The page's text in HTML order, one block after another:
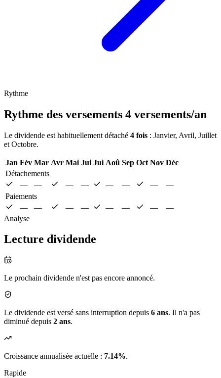
Rythme
Rythme des versements 4 versements/an
Le dividende est habituellement détaché 4 fois : Janvier, Avril, Juillet
et Octobre.
Jan Fév Mar Avr Mai Jui Jui Aoû Sep Oct Nov Déc
Détachements
—
— — — — — —
—
Paiements
—
— — — — — —
—
Analyse
Lecture dividende
Le prochain dividende n'est pas encore annoncé.
Le dividende est versé sans interruption depuis 6 ans. Il n'a pas
diminué depuis 2 ans.
Croissance annualisée actuelle : 7.14%.
Rapide